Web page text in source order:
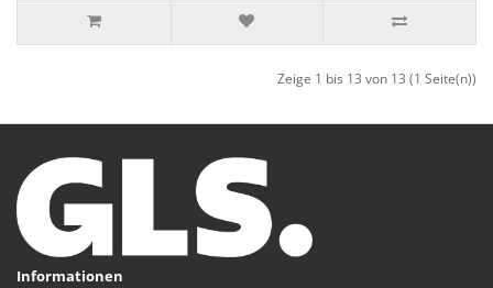
Zeige 1 bis 13 von 13 (1 Seite(n))
Informationen